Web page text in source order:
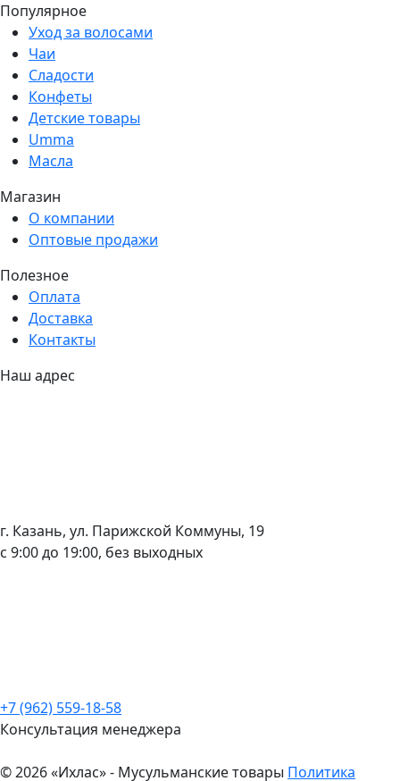
Популярное
Уход за волосами
Чаи
Сладости
Конфеты
Детские товары
Umma
Масла
Магазин
О компании
Оптовые продажи
Полезное
Оплата
Доставка
Контакты
Наш адрес
г. Казань, ул. Парижской Коммуны, 19
с 9:00 до 19:00, без выходных
+7 (962) 559-18-58
Консультация менеджера
© 2026 «Ихлас» - Мусульманские товары Политика